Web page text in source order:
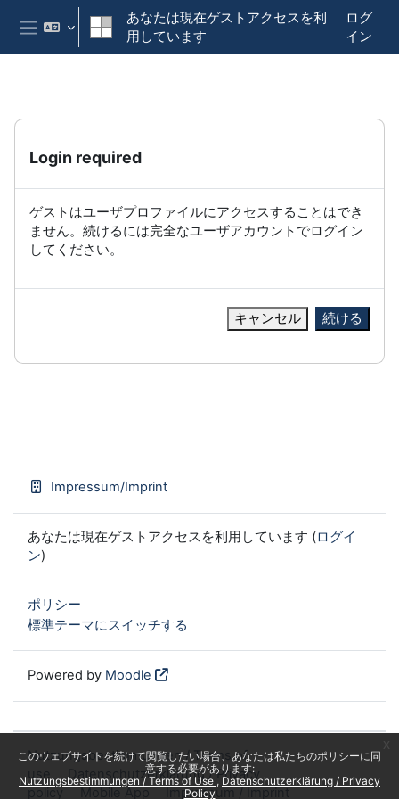
メインコンテンツへスキップする
このウェブサイトを続けて閲覧したい場合、あなたは私たちのポリシーに同
意する必要があります:
Nutzungsbestimmungen / Terms of Use
Datenschutzerklärung / Privacy
Policy
サイドパネル
あなたは現在ゲストアクセスを利
用しています
ログ
イン
Login required
ゲストはユーザプロファイルにアクセスすることはでき
ません。続けるには完全なユーザアカウントでログイン
してください。
キャンセル 続ける
Impressum/Imprint
あなたは現在ゲストアクセスを利用しています (ログイ
ン)
ポリシー
標準テーマにスイッチする
Powered by Moodle
Nutzungsbestimmungen / Terms of
use
Datenschutzerklärung / Privacy
policy
Mobile App Impressum / Imprint